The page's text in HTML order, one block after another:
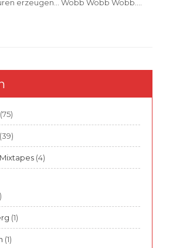
erzeugen… Wobb Wobb Wobb….
(75)
(39)
(4)
(1)
(1)